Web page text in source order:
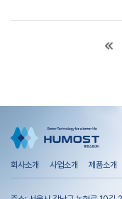
회사소개 사업소개 제품소개